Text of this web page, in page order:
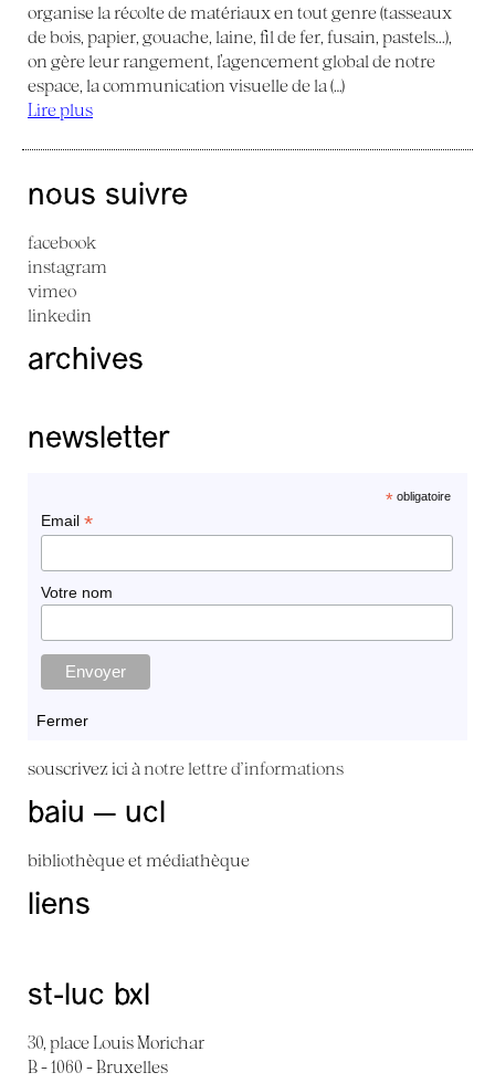
organise la récolte de matériaux en tout genre (tasseaux
de bois, papier, gouache, laine, fil de fer, fusain, pastels...),
on gère leur rangement, l’agencement global de notre
espace, la communication visuelle de la (…)
Lire plus
nous suivre
facebook
instagram
vimeo
linkedin
archives
newsletter
*obligatoire
Email *
Votre nom
Fermer
souscrivez ici à notre lettre d'informations
baiu — ucl
bibliothèque et médiathèque
liens
st-luc bxl
30, place Louis Morichar
B - 1060 - Bruxelles